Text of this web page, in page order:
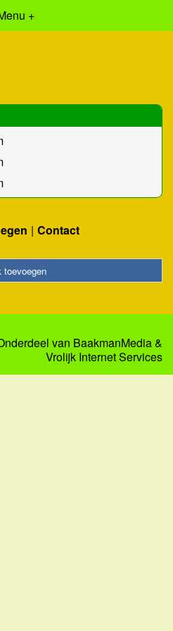
+
Contact
toevoegen
van BaakmanMedia&
Vrolijk Internet Services